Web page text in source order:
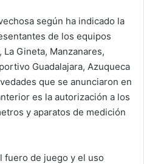
según ha indicado la
de los equipos
Gineta, Manzanares,
Guadalajara, Azuqueca
que se anunciaron en
es la autorización a los
y aparatos de medición
fuero de juego y el uso